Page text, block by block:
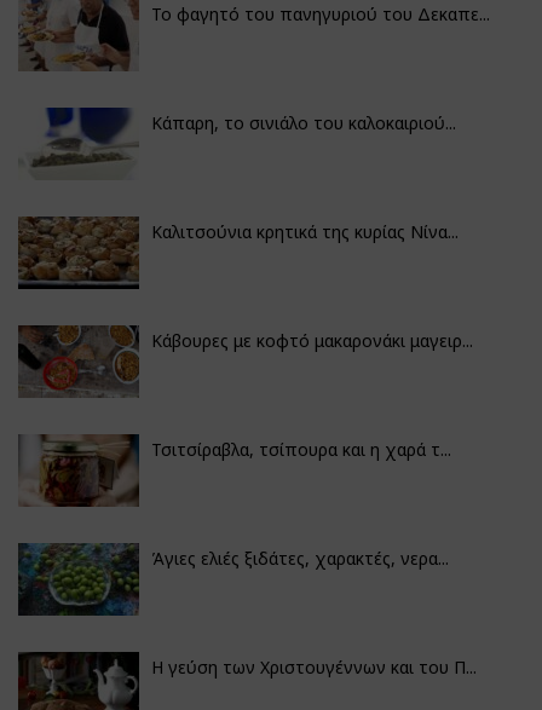
Το φαγητό του πανηγυριού του Δεκαπε...
Κάπαρη, το σινιάλο του καλοκαιριού...
Καλιτσούνια κρητικά της κυρίας Νίνα...
Κάβουρες με κοφτό μακαρονάκι μαγειρ...
Τσιτσίραβλα, τσίπουρα και η χαρά τ...
Άγιες ελιές ξιδάτες, χαρακτές, νερα...
Η γεύση των Χριστουγέννων και του Π...